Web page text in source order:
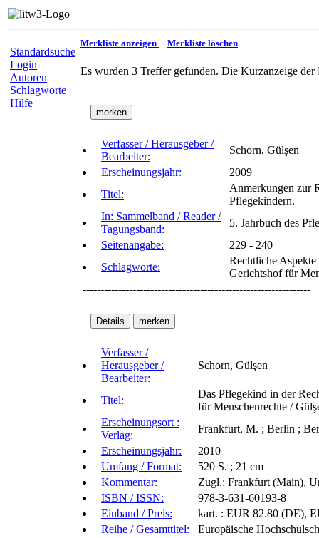
Standardsuche
Login
Autoren
Schlagworte
Hilfe
Merkliste anzeigen Merkliste löschen
Es wurden 3 Treffer gefunden. Die Kurzanzeige der
Verfasser / Herausgeber /
Bearbeiter:
Schorn, Gülşen
Erscheinungsjahr:
2009
Titel:
Anmerkungen zur
Pflegekindern.
In: Sammelband / Reader /
Tagungsband:
5. Jahrbuch des
Seitenangabe:
229 - 240
Schlagworte:
Rechtliche
Gerichtshof für
----------------------------------------------------------------
Verfasser /
Herausgeber /
Bearbeiter:
Schorn, Gülşen
Titel:
Das Pflegekind in der
für Menschenrechte /
Erscheinungsort :
Verlag:
Frankfurt, M. ; Berlin ;
Erscheinungsjahr:
2010
Umfang / Format:
520 S. ; 21 cm
Kommentar:
Zugl.: Frankfurt (Main),
ISBN / ISSN:
978-3-631-60193-8
Einband / Preis:
kart. : EUR 82.80 (DE),
Reihe / Gesamttitel:
Europäische